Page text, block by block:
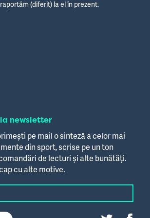
(diferit) la el în prezent.
newsletter
pe mail o sinteză a celor mai
din sport, scrise pe un ton
de lecturi și alte bunătăți.
cu alte motive.